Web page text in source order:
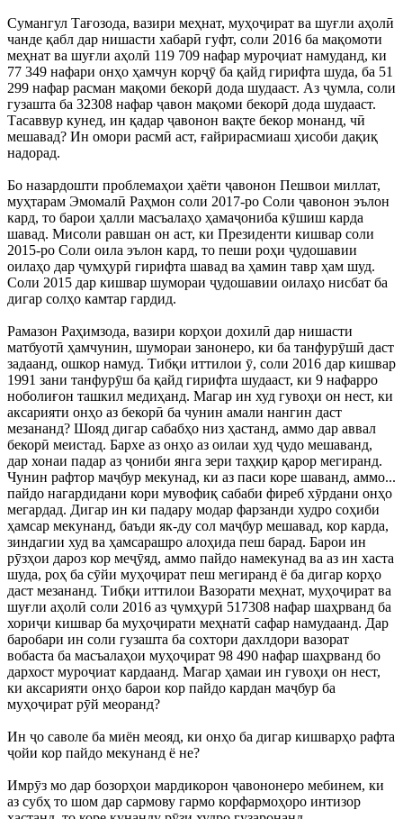
Сумангул Тағозода, вазири меҳнат, муҳоҷират ва шуғли аҳолӣ
чанде қабл дар нишасти хабарӣ гуфт, соли 2016 ба мақомоти
меҳнат ва шуғли аҳолӣ 119 709 нафар муроҷиат намуданд, ки
77 349 нафари онҳо ҳамчун корҷӯ ба қайд гирифта шуда, ба 51
299 нафар расман мақоми бекорӣ дода шудааст. Аз ҷумла, соли
гузашта ба 32308 нафар ҷавон мақоми бекорӣ дода шудааст.
Тасаввур кунед, ин қадар ҷавонон вақте бекор монанд, чӣ
мешавад? Ин омори расмӣ аст, ғайрирасмиаш ҳисоби дақиқ
надорад.
Бо назардошти проблемаҳои ҳаёти ҷавонон Пешвои миллат,
муҳтарам Эмомалӣ Раҳмон соли 2017-ро Соли ҷавонон эълон
кард, то барои ҳалли масъалаҳо ҳамаҷониба кӯшиш карда
шавад. Мисоли равшан он аст, ки Президенти кишвар соли
2015-ро Соли оила эълон кард, то пеши роҳи ҷудошавии
оилаҳо дар ҷумҳурӣ гирифта шавад ва ҳамин тавр ҳам шуд.
Соли 2015 дар кишвар шумораи ҷудошавии оилаҳо нисбат ба
дигар солҳо камтар гардид.
Рамазон Раҳимзода, вазири корҳои дохилӣ дар нишасти
матбуотӣ ҳамчунин, шумораи занонеро, ки ба танфурӯшӣ даст
задаанд, ошкор намуд. Тибқи иттилои ӯ, соли 2016 дар кишвар
1991 зани танфурӯш ба қайд гирифта шудааст, ки 9 нафарро
ноболиғон ташкил медиҳанд. Магар ин худ гувоҳи он нест, ки
аксарияти онҳо аз бекорӣ ба чунин амали нангин даст
мезананд? Шояд дигар сабабҳо низ ҳастанд, аммо дар аввал
бекорӣ меистад. Бархе аз онҳо аз оилаи худ ҷудо мешаванд,
дар хонаи падар аз ҷониби янга зери таҳқир қарор мегиранд.
Чунин рафтор маҷбур мекунад, ки аз паси коре шаванд, аммо...
пайдо нагардидани кори мувофиқ сабаби фиреб хӯрдани онҳо
мегардад. Дигар ин ки падару модар фарзанди худро соҳиби
ҳамсар мекунанд, баъди як-ду сол маҷбур мешавад, кор карда,
зиндагии худ ва ҳамсарашро алоҳида пеш барад. Барои ин
рӯзҳои дароз кор меҷӯяд, аммо пайдо намекунад ва аз ин хаста
шуда, роҳ ба сӯйи муҳоҷират пеш мегиранд ё ба дигар корҳо
даст мезананд. Тибқи иттилои Вазорати меҳнат, муҳоҷират ва
шуғли аҳолӣ соли 2016 аз ҷумҳурӣ 517308 нафар шаҳрванд ба
хориҷи кишвар ба муҳоҷирати меҳнатӣ сафар намудаанд. Дар
баробари ин соли гузашта ба сохтори дахлдори вазорат
вобаста ба масъалаҳои муҳоҷират 98 490 нафар шаҳрванд бо
дархост муроҷиат кардаанд. Магар ҳамаи ин гувоҳи он нест,
ки аксарияти онҳо барои кор пайдо кардан маҷбур ба
муҳоҷират рӯй меоранд?
Ин ҷо саволе ба миён меояд, ки онҳо ба дигар кишварҳо рафта
ҷойи кор пайдо мекунанд ё не?
Имрӯз мо дар бозорҳои мардикорон ҷавононеро мебинем, ки
аз субҳ то шом дар сармову гармо корфармоҳоро интизор